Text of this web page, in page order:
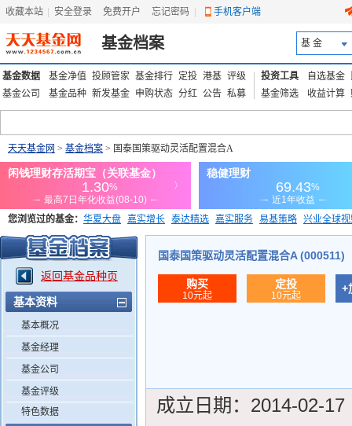
收藏本站 安全登录 免费开户 忘记密码 手机客户端
基金档案 基 金
基金数据 基金净值 投顾管家 基金排行 定投 港基 评级
基金公司
基金品种 新发基金 申购状态 分红 公告 私募
投资工具 自选基金
基金筛选
收益计算
天天基金网 > 基金档案 > 国泰国策驱动灵活配置混合A
您浏览过的基金： 华夏大盘 嘉实增长 泰达精选 嘉实服务 易基策略 兴业全球
添富优势 华安宏利 上证180价值ETF
返回基金品种页
基本资料
基本概况
基金经理
基金公司
基金评级
特色数据
国泰国策驱动灵活配置混合A (000511)
购买
10元起
定投
10元起
+
成立日期： 2014-02-17